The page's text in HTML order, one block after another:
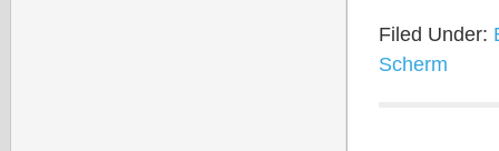
Filed Under:
Scherm